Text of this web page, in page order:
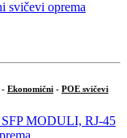
- Ekonomični - POE svičevi